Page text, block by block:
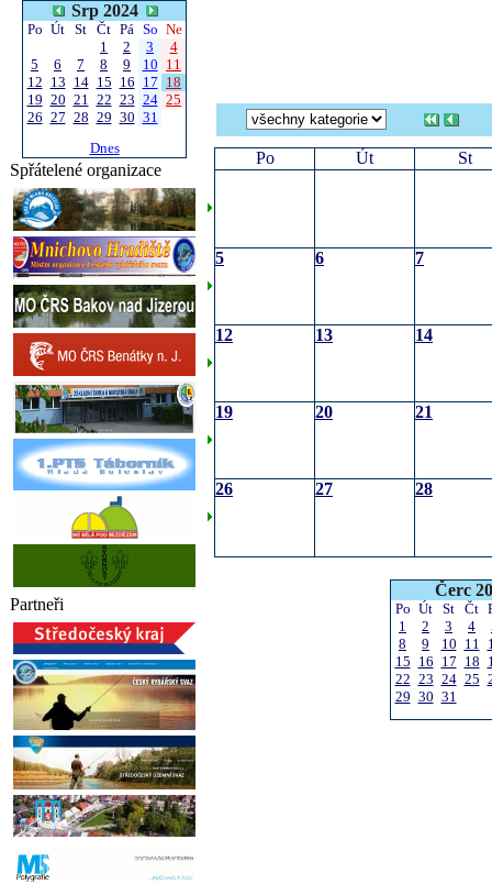
Srp 2024
Po Út St Čt Pá So Ne
1
2 3
4
5
6 7 8 9 10 11
12 13 14 15 16 17 18
19 20 21 22 23 24 25
26 27 28 29 30 31
Dnes
Spřátelené organizace
Partneři
Po Út St
5 6 7
12 13 14
19 20 21
26 27 28
Čerc
Po Út St Čt
1
2 3 4
8
9 10 11
15 16 17 18
22 23 24 25
29 30 31